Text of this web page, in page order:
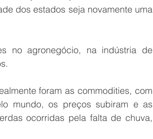
dos estados seja novamente uma
no agronegócio, na indústria de
foram as commodities, com
mundo, os preços subiram e as
ocorridas pela falta de chuva,